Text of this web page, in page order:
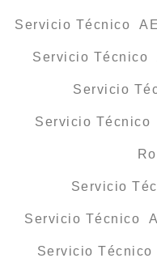
Servicio Técnico
Servicio Técnico
Servicio
Servicio
Servicio
Servicio Técnico
Servicio